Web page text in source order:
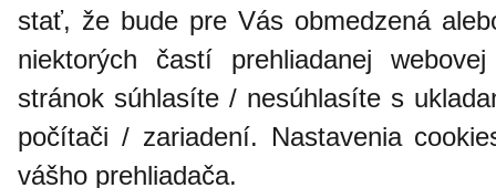
stať, že bude pre Vás obmedzená
niektorých častí prehliadanej
stránok súhlasíte / nesúhlasíte s
počítači / zariadení. Nastavenia
vášho prehliadača.